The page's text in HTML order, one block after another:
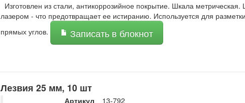
Изготовлен из стали, антикоррозийное покрытие. Шкала
лазером - что предотвращает ее истиранию. Используется для
прямых углов.
Записать в блокнот
Лезвия 25 мм, 10 шт
Артикул
13-792